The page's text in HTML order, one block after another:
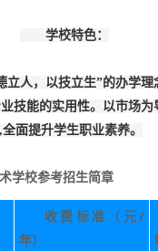
学校特色：
人，以技立生”的办学理
技能的实用性。以市场
全面提升学生职业素养。
学校参考招生简章
收费标准（元/
年）